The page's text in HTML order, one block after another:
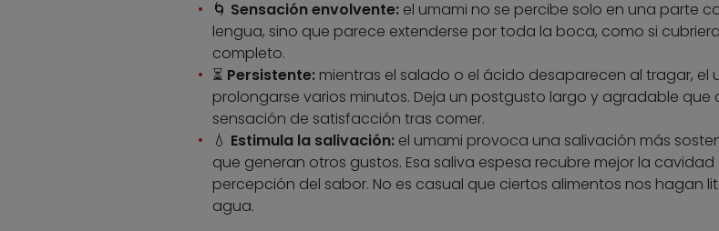
🌀 Sensación envolvente:el umami no se percibe solo en una parte
lengua, sino que parece extenderse por toda la boca, como si
completo.
⏳ Persistente:mientras el salado o el ácido desaparecen al tragar, el
prolongarse varios minutos. Deja un postgusto largo y agradable que
sensación de satisfacción tras comer.
💧 Estimula la salivación:el umami provoca una salivación más
que generan otros gustos. Esa saliva espesa recubre mejor la
percepción del sabor. No es casual que ciertos alimentos nos hagan
agua.